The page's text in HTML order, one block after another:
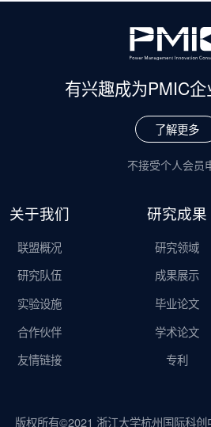
有兴趣成为PMIC企
了解更多
不接受个人会员
关于我们
联盟概况
研究队伍
实验设施
合作伙伴
友情链接
研究成果
研究领域
成果展示
毕业论文
学术论文
专利
版权所有©2021 浙江大学杭州国际科